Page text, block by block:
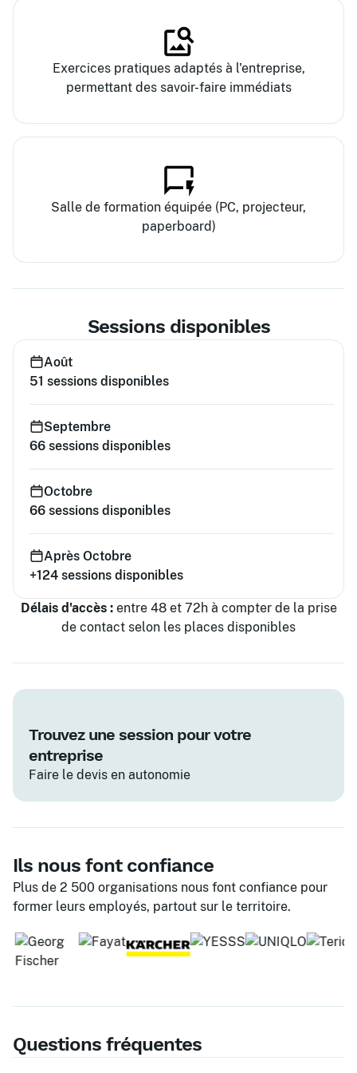
Exercices pratiques adaptés à l'entreprise,
permettant des savoir-faire immédiats
Salle de formation équipée (PC, projecteur,
paperboard)
Sessions disponibles
Août
51 sessions disponibles
Septembre
66 sessions disponibles
Octobre
66 sessions disponibles
Après Octobre
+124 sessions disponibles
Délais d'accès :entre 48 et 72h à compter de la prise
de contact selon les places disponibles
Trouvez une session pour votre
entreprise
Faire le devis en autonomie
Ils nous font confiance
Plus de 2 500 organisations nous font confiance pour
former leurs employés, partout sur le territoire.
Questions fréquentes